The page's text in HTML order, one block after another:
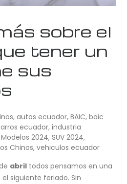
sobre el
tener un
sus
,autos ecuador,BAIC,baic
ecuador,industria
Modelos 2024,SUV 2024,
Chinos,vehiculos ecuador
abril todos pensamos en una
siguiente feriado. Sin